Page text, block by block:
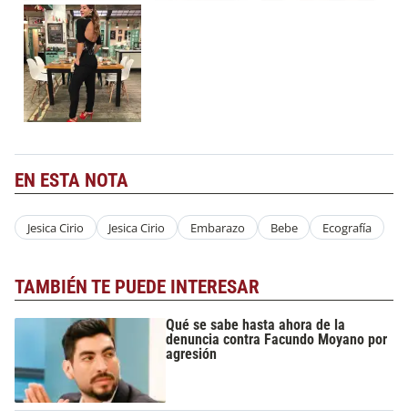
EN ESTA NOTA
Jesica Cirio Jesica Cirio Embarazo Bebe Ecografía
TAMBIÉN TE PUEDE INTERESAR
Qué se sabe hasta ahora de la
denuncia contra Facundo Moyano por
agresión